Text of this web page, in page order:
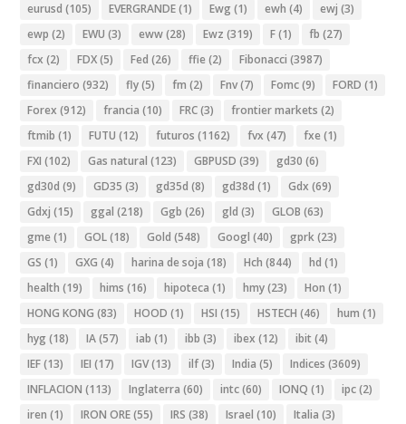
eurusd (105) EVERGRANDE(1) Ewg (1) ewh (4) ewj (3)
ewp (2) EWU (3) eww(28) Ewz (319) F(1) fb (27)
fcx (2) FDX(5) Fed (26) ffie (2) Fibonacci (3987)
financiero (932) fly(5) fm (2) Fnv(7) Fomc(9) FORD (1)
Forex (912) francia (10) FRC(3) frontier markets (2)
ftmib (1) FUTU (12) futuros (1162) fvx (47) fxe (1)
FXI (102) Gas natural (123) GBPUSD (39) gd30 (6)
gd30d (9) GD35 (3) gd35d (8) gd38d (1) Gdx (69)
Gdxj (15) ggal (218) Ggb (26) gld (3) GLOB (63)
gme (1) GOL(18) Gold (548) Googl (40) gprk(23)
GS (1) GXG (4) harina de soja (18) Hch (844) hd (1)
health (19) hims (16) hipoteca (1) hmy(23) Hon (1)
HONG KONG (83) HOOD (1) HSI (15) HSTECH (46) hum (1)
hyg (18) IA(57) iab (1) ibb (3) ibex (12) ibit (4)
IEF(13) IEI (17) IGV(13) ilf(3) India (5) Indices (3609)
INFLACION (113) Inglaterra (60) intc(60) IONQ (1) ipc(2)
iren (1) IRON ORE(55) IRS (38) Israel (10) Italia (3)